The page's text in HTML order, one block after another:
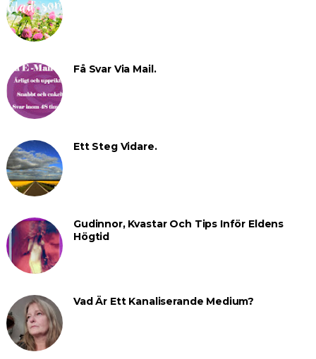
Få Svar Via Mail.
Ett Steg Vidare.
Gudinnor, Kvastar Och Tips Inför Eldens
Högtid
Vad Är Ett Kanaliserande Medium?